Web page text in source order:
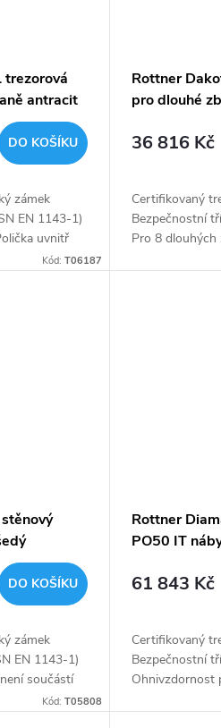
trezorová
antracit
DO KOŠÍKU
zámek
EN 1143-1)
uvnitř
Kód: T06187
Rottner
pro dlouhé
36 816 Kč
Certifikovaný
Bezpečnostní
Pro 8 dlouhých
DO KOŠÍKU
zámek
EN 1143-1)
součástí
Kód: T05808
Rottner
PO50 IT
61 843 Kč
Certifikovaný
Bezpečnostní
Ohnivzdornost
papír